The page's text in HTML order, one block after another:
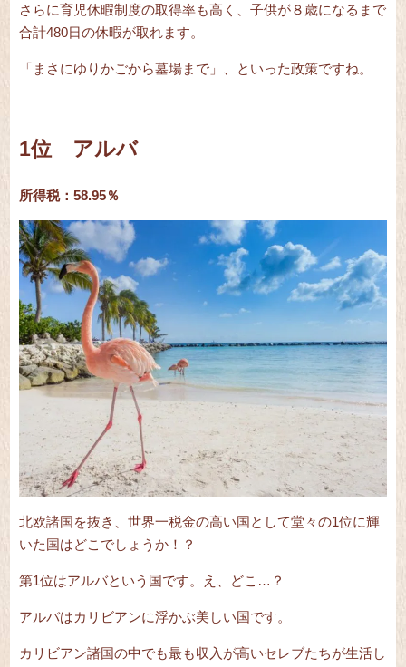
さらに育児休暇制度の取得率も高く、子供が８歳になるまで
合計480日の休暇が取れます。
「まさにゆりかごから墓場まで」、といった政策ですね。
1位 アルバ
所得税：58.95％
北欧諸国を抜き、世界一税金の高い国として堂々の1位に輝
いた国はどこでしょうか！？
第1位はアルバという国です。え、どこ…？
アルバはカリビアンに浮かぶ美しい国です。
カリビアン諸国の中でも最も収入が高いセレブたちが生活し